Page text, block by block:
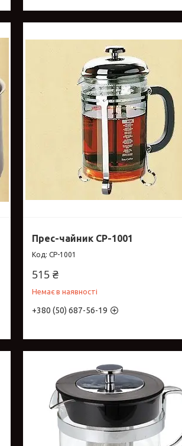
Прес-чайник CP-1001
CP-1001
515 ₴
Немає в наявності
+380 (50) 687-56-19